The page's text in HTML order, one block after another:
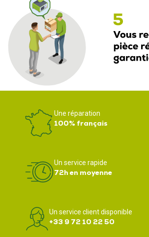
Une réparation
100% français
Un service rapide
72h en moyenne
Un service client disponible
+33 9 72 10 22 50